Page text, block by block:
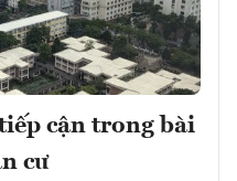
cận trong bài
cư